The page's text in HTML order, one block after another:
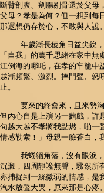
斷臂剖腹、剜腸剔骨還於父
父母？孝是為何？但一想到每
那遐想仍存於心，不敢與人說。
年歲漸長稜角日益尖銳
「自我」的萬千思緒在家中
江倒海的哪吒，在孝的牢籠中
越漸頻繁、激烈。摔門聲、怒
止。
要來的終會來，且來勢
但內心自是上演另一齣戲，許
句越大越不孝將我點燃，啪一
情感勒索！」母親一臉蒼白，
我蜷縮角落，沒有眼淚
沉澱，四周靜謐無聲，驟然所
亦捕捉到一絲微弱的情感，是
汽水放聲大哭，原來那是心疼